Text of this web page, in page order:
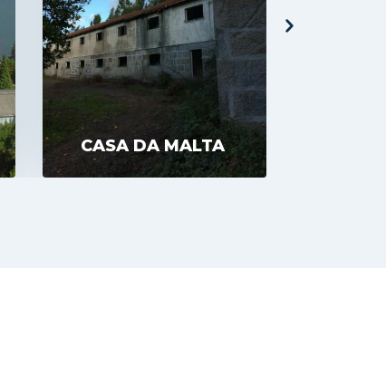
CASA DA MALTA